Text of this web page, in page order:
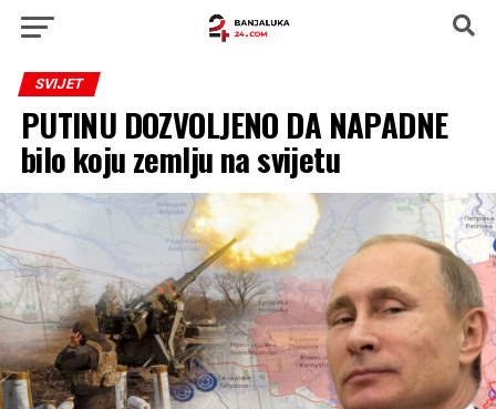
SVIJET
PUTINU DOZVOLJENO DA NAPADNE
bilo koju zemlju na svijetu